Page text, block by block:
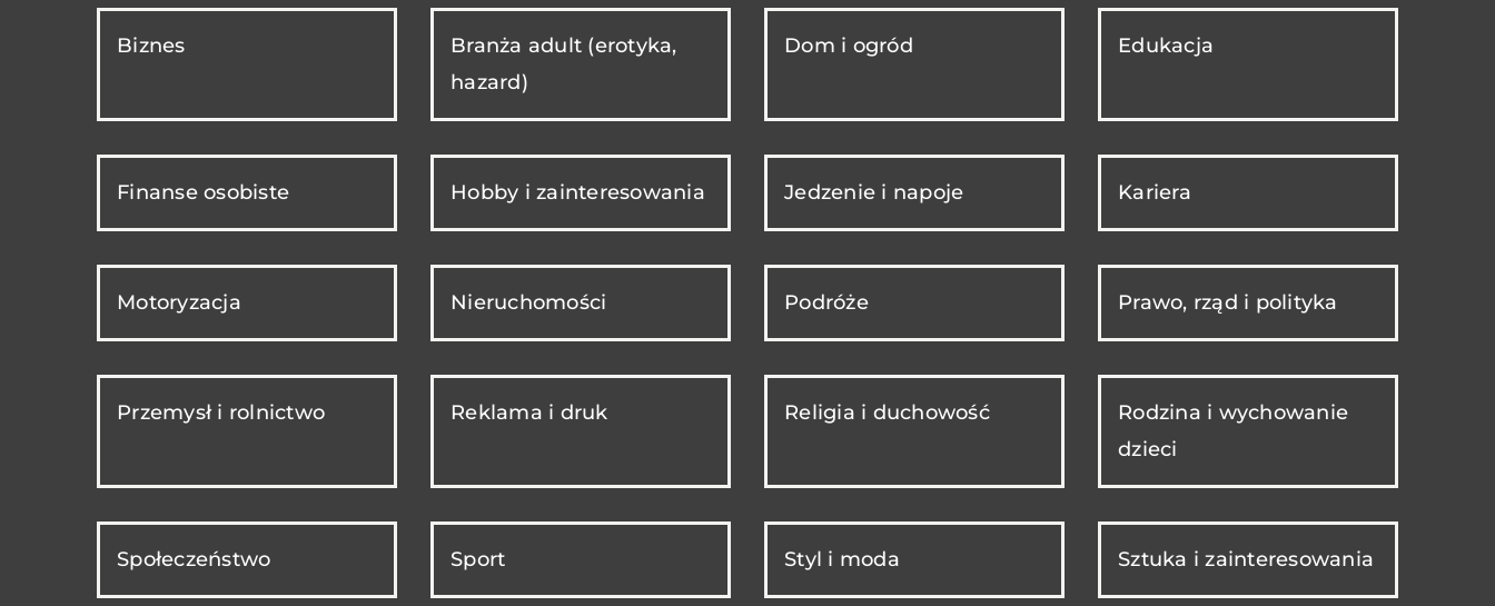
Biznes
Branża adult (erotyka,
hazard)
Dom i ogród Edukacja
Finanse osobiste Hobby i zainteresowania Jedzenie i napoje Kariera
Motoryzacja Nieruchomości Podróże Prawo, rząd i polityka
Przemysł i rolnictwo Reklama i druk Religia i duchowość
Rodzina i wychowanie
dzieci
Społeczeństwo Sport Styl i moda Sztuka i zainteresowania